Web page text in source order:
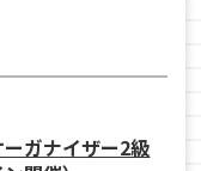
ーガナイザー2級